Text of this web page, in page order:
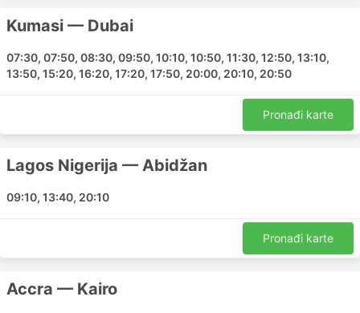
najveću popularnost među putnicima
Accra - Kumasi
Accra - Kairo
Ouagadougou - Istanbul
Accra - Istanbul
Accra - Abuja
Accra - Ad Dawhah
Kumasi — Dubai
07:30, 07:50, 08:30, 09:50, 10:10, 10:50, 11:30, 12:50, 13:10,
13:50, 15:20, 16:20, 17:20, 17:50, 20:00, 20:10, 20:50
Pronađi karte
Lagos Nigerija — Abidžan
09:10, 13:40, 20:10
Pronađi karte
Accra — Kairo